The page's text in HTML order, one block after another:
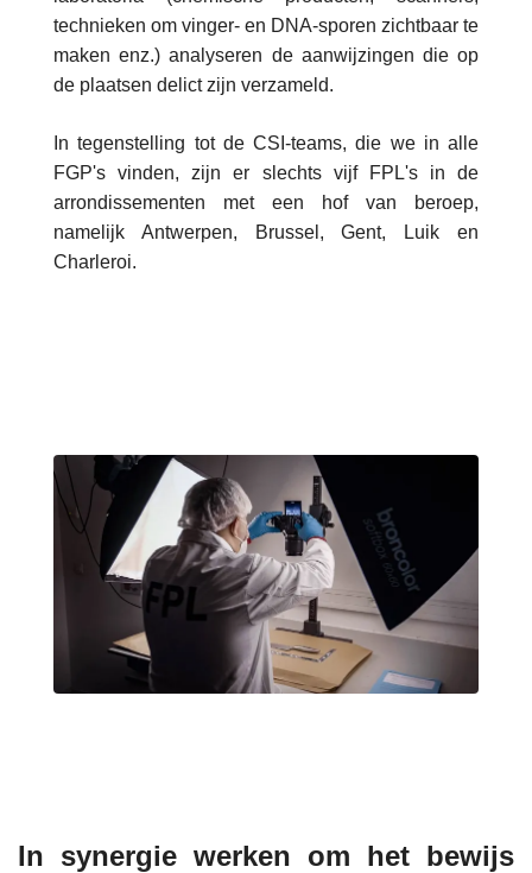
technieken om vinger- en DNA-sporen zichtbaar te
maken enz.) analyseren de aanwijzingen die op
de plaatsen delict zijn verzameld.
In tegenstelling tot de CSI-teams, die we in alle
FGP's vinden, zijn er slechts vijf FPL's in de
arrondissementen met een hof van beroep,
namelijk Antwerpen, Brussel, Gent, Luik en
Charleroi.
In synergie werken om het bewijs